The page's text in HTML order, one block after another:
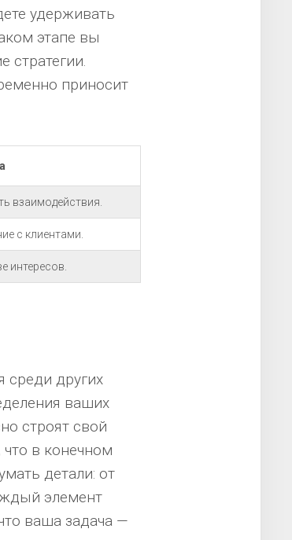
удерживать
этапе вы
стратегии.
приносит
взаимодействия.
с клиентами.
интересов.
среди других
ваших
строят свой
в конечном
детали: от
элемент
ваша задача —